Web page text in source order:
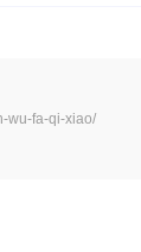
wu-fa-qi-xiao/